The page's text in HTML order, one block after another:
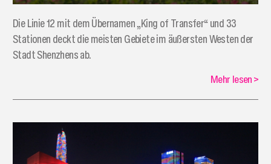
Die Linie 12 mit dem Übernamen „King of Transfer“ und 33
Stationen deckt die meisten Gebiete im äußersten Westen der
Stadt Shenzhens ab.
Mehr lesen>